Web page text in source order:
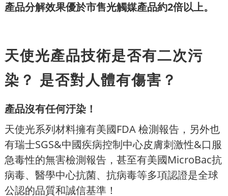
產品分解效果優於市售光觸媒產品約2倍以上。
天使光產品技術是否有二次污
染？ 是否對人體有傷害？
產品沒有任何汙染！
天使光系列材料擁有美國FDA 檢測報告，另外也
有瑞士SGS&中國疾病控制中心皮膚刺激性&口服
急毒性的無害檢測報告，甚至有美國MicroBac抗
病毒、醫學中心抗菌、抗病毒等多項認證是全球
公認的品質和誠信基準！